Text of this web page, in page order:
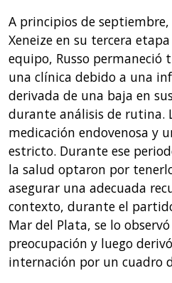
A principios de
Xeneize en su tercera
equipo, Russo permaneció
una clínica debido a una
derivada de una baja en
durante análisis de rutina.
medicación endovenosa y
estricto. Durante ese
la salud optaron por
asegurar una adecuada
contexto, durante el
Mar del Plata, se lo
preocupación y luego
internación por un cuadro